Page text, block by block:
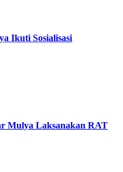
Ikuti Sosialisasi
Mulya Laksanakan RAT